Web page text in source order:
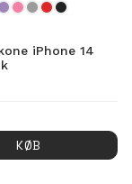
iPhone 14
KØB